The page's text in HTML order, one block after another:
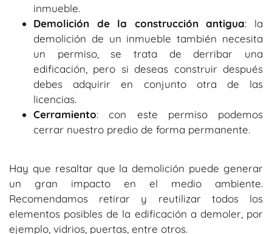
inmueble.
Demolición de la construcción antigua: la
demolición de un inmueble también necesita
un permiso, se trata de derribar una
edificación, pero si deseas construir después
debes adquirir en conjunto otra de las
licencias.
Cerramiento: con este permiso podemos
cerrar nuestro predio de forma permanente.
Hay que resaltar que la demolición puede generar
un gran impacto en el medio ambiente.
Recomendamos retirar y reutilizar todos los
elementos posibles de la edificación a demoler, por
ejemplo, vidrios, puertas, entre otros.